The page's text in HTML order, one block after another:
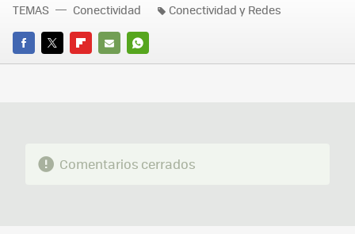
FACEBOOK
TWITTERFLIPBOARD
E-
WHATSAPP
TEMAS Conectividad Conectividad y Redes
Comentarios cerrados